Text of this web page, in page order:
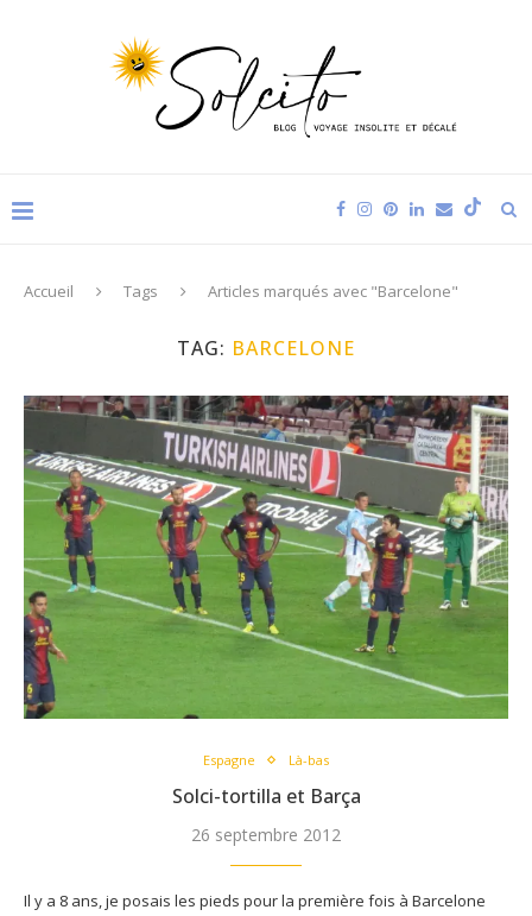
Accueil Tags Articles marqués avec "Barcelone"
TAG: BARCELONE
Espagne Là-bas
Solci-tortilla et Barça
26 septembre 2012
Il y a 8 ans, je posais les pieds pour la première fois à Barcelone